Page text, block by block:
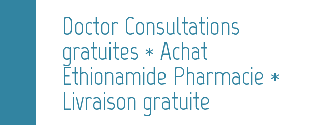
Doctor Consultations
gratuites * Achat
Ethionamide Pharmacie *
Livraison gratuite